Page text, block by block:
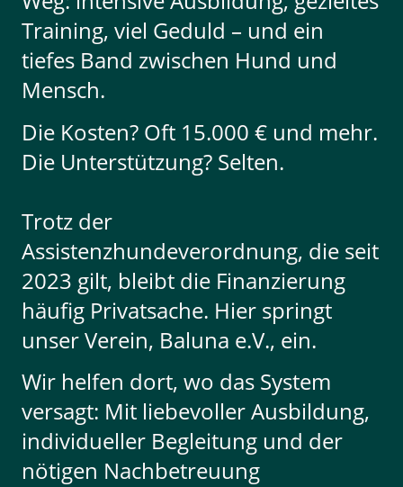
Training, viel Geduld – und ein
tiefes Band zwischen Hund und
Mensch.
Die Kosten? Oft 15.000 € und mehr.
Die Unterstützung? Selten.
Trotz der
Assistenzhundeverordnung, die seit
2023 gilt, bleibt die Finanzierung
häufig Privatsache. Hier springt
unser Verein, Baluna e.V., ein.
Wir helfen dort, wo das System
versagt: Mit liebevoller Ausbildung,
individueller Begleitung und der
nötigen Nachbetreuung